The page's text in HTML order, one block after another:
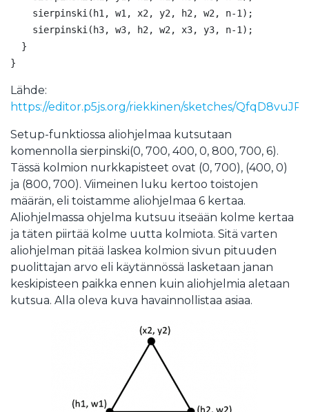
Lähde:
https://editor.p5js.org/riekkinen/sketches/QfqD8vuJP
Setup-funktiossa aliohjelmaa kutsutaan
komennolla sierpinski(0, 700, 400, 0, 800, 700, 6).
Tässä kolmion nurkkapisteet ovat (0, 700), (400, 0)
ja (800, 700). Viimeinen luku kertoo toistojen
määrän, eli toistamme aliohjelmaa 6 kertaa.
Aliohjelmassa ohjelma kutsuu itseään kolme kertaa
ja täten piirtää kolme uutta kolmiota. Sitä varten
aliohjelman pitää laskea kolmion sivun pituuden
puolittajan arvo eli käytännössä lasketaan janan
keskipisteen paikka ennen kuin aliohjelmia aletaan
kutsua. Alla oleva kuva havainnollistaa asiaa.